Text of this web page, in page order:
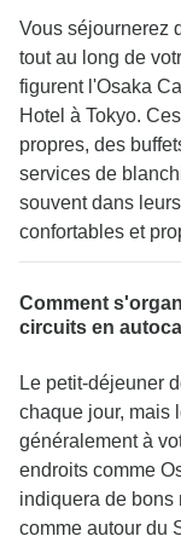
Vous séjournerez
tout au long de
figurent l'Osaka
Hotel à Tokyo.
propres, des
services de
souvent dans
confortables et
Comment
circuits en
Le petit-déjeuner
chaque jour, mais
généralement à
endroits comme
indiquera de bons
comme autour du